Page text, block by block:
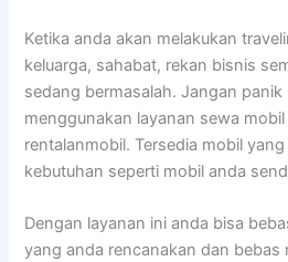
Ketika anda akan melakukan
keluarga, sahabat, rekan bisnis
sedang bermasalah. Jangan
menggunakan layanan sewa
rentalanmobil. Tersedia mobil
kebutuhan seperti mobil anda
Dengan layanan ini anda bisa
yang anda rencanakan dan bebas